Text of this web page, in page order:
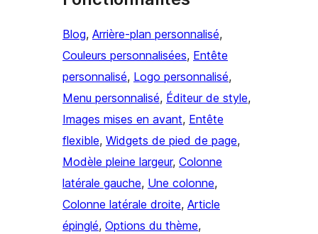
Blog, Arrière-plan personnalisé
Couleurs personnalisées, Entête
personnalisé, Logo personnalisé
Menu personnalisé, Éditeur de style
Images mises en avant, Entête
flexible, Widgets de pied de page
Modèle pleine largeur, Colonne
latérale gauche, Une colonne
Colonne latérale droite, Article
épinglé, Options du thème